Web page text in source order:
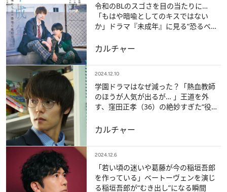
令和のBLのスゴさを目の当たりに…
「もはや暗喩としてのキスではない
か」ドラマ『未成年』に見る“恐るべき
カルチャー
2024.12.10
学園ドラマはなぜ減った？「熱血教師
のほうが人気が出るが… 」王道を外
す、窪田正孝（36）の絶妙すぎた“役作
カルチャー
2024.12.6
「若い頃の迷いや葛藤が今の稲垣吾郎
を作っている」ベートーヴェンを演じ
る稲垣吾郎が“むき出し”になる瞬間